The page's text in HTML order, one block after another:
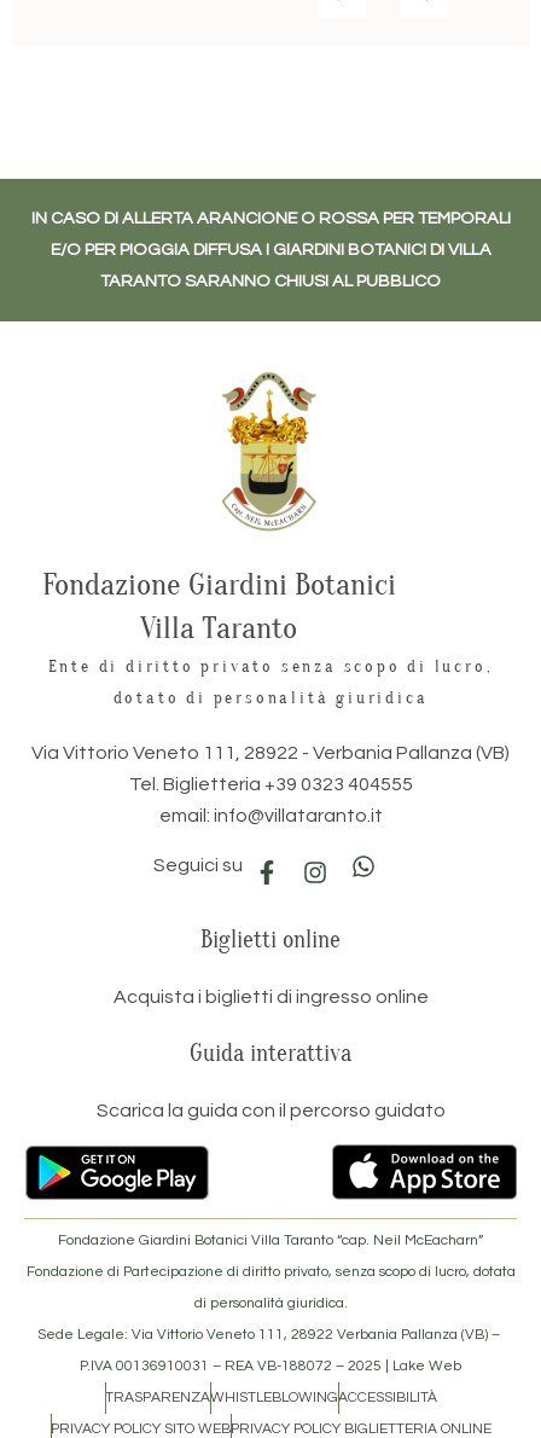
IN CASO DI ALLERTA ARANCIONE O ROSSA PER TEMPORALI
E/O PER PIOGGIA DIFFUSA I GIARDINI BOTANICI DI VILLA
TARANTO SARANNO CHIUSI AL PUBBLICO
Fondazione Giardini Botanici
Villa Taranto
Ente di diritto privato senza scopo di lucro,
dotato di personalità giuridica
Via Vittorio Veneto 111, 28922 - Verbania Pallanza (VB)
Tel. Biglietteria +39 0323 404555
email: info@villataranto.it
Seguici su
Biglietti online
Acquista i biglietti di ingresso online
Guida interattiva
Scarica la guida con il percorso guidato
Fondazione Giardini Botanici Villa Taranto “cap. Neil McEacharn”
Fondazione di Partecipazione di diritto privato, senza scopo di lucro, dotata
di personalità giuridica.
Sede Legale: Via Vittorio Veneto 111, 28922 Verbania Pallanza (VB) –
P.IVA 00136910031 – REA VB-188072 – 2025 | Lake Web
TRASPARENZAWHISTLEBLOWINGACCESSIBILITÀ
PRIVACY POLICY SITO WEBPRIVACY POLICY BIGLIETTERIA ONLINE